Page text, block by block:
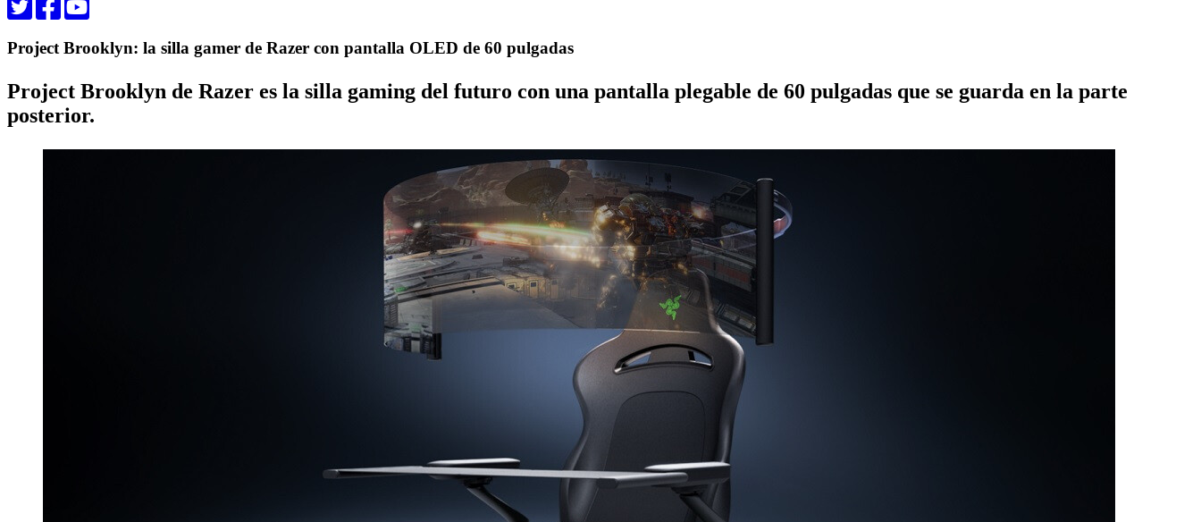
Project Brooklyn: la silla gamer de Razer con pantalla OLED de 60 pulgadas
Project Brooklyn de Razer es la silla gaming del futuro con una pantalla plegable de 60 pulgadas que se guarda en la parte
posterior.